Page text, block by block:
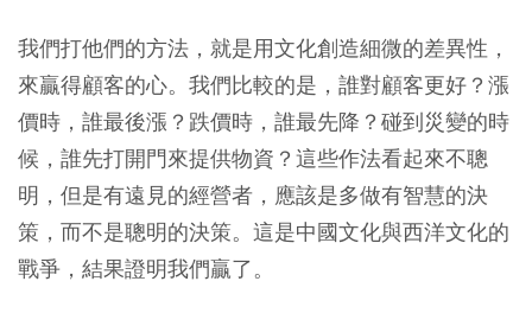
我們打他們的方法，就是用文化創造細微的差異性，
來贏得顧客的心。我們比較的是，誰對顧客更好？漲
價時，誰最後漲？跌價時，誰最先降？碰到災變的時
候，誰先打開門來提供物資？這些作法看起來不聰
明，但是有遠見的經營者，應該是多做有智慧的決
策，而不是聰明的決策。這是中國文化與西洋文化的
戰爭，結果證明我們贏了。